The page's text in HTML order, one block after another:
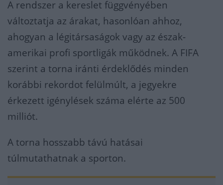
A rendszer a kereslet függvényében
változtatja az árakat, hasonlóan ahhoz,
ahogyan a légitársaságok vagy az észak-
amerikai profi sportligák működnek. A FIFA
szerint a torna iránti érdeklődés minden
korábbi rekordot felülmúlt, a jegyekre
érkezett igénylések száma elérte az 500
milliót.
A torna hosszabb távú hatásai
túlmutathatnak a sporton.